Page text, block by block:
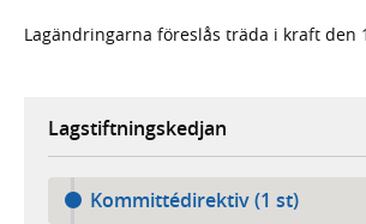
Lagändringarna föreslås träda i kraft den
Lagstiftningskedjan
Kommittédirektiv (1 st)